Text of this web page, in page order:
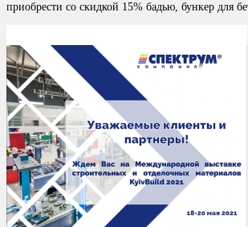
приобрести со скидкой 15% бадью, бункер для